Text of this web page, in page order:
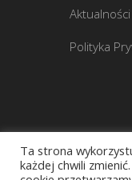
Aktualności
Polityka
Ta strona
każdej chwili